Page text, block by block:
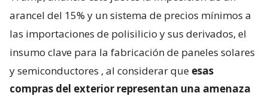
arancel del 15% y un sistema de precios mínimos a
las importaciones de polisilicio y sus derivados, el
insumo clave para la fabricación de paneles solares
y semiconductores , al considerar que esas
compras del exterior representan una amenaza